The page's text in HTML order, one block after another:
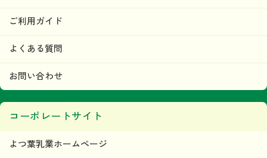
ご利用ガイド
よくある質問
お問い合わせ
コーポレートサイト
よつ葉乳業ホームページ